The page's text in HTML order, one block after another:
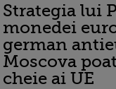
Strategia lui
monedei
german
Moscova
cheie ai UE